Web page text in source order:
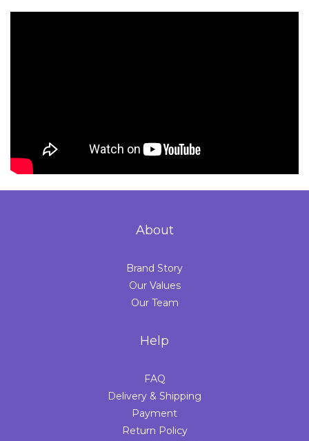
About
Brand Story
Our Values
Our Team
Help
FAQ
Delivery & Shipping
Payment
Return Policy